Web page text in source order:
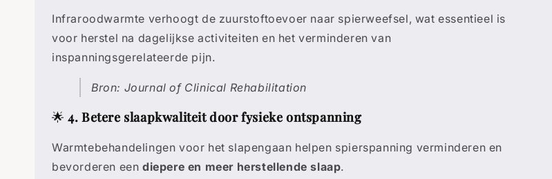
Infraroodwarmte verhoogt de zuurstoftoevoer naar spierweefsel, wat essentieel is
voor herstel na dagelijkse activiteiten en het verminderen van
inspanningsgerelateerde pijn.
Bron: Journal of Clinical Rehabilitation
🌟4. Betere slaapkwaliteit door fysieke ontspanning
Warmtebehandelingen voor het slapengaan helpen spierspanning verminderen en
bevorderen een diepere en meer herstellende slaap.